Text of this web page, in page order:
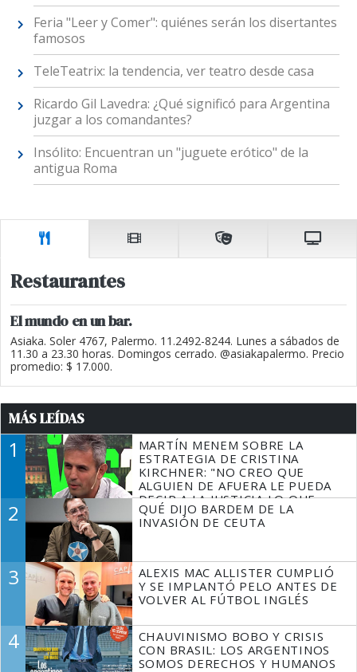
Feria "Leer y Comer": quiénes serán los disertantes
famosos
TeleTeatrix: la tendencia, ver teatro desde casa
Ricardo Gil Lavedra: ¿Qué significó para Argentina
juzgar a los comandantes?
Insólito: Encuentran un "juguete erótico" de la
antigua Roma
Restaurantes
El mundo en un bar.
Asiaka. Soler 4767, Palermo. 11.2492-8244. Lunes a sábados de
11.30 a 23.30 horas. Domingos cerrado. @asiakapalermo. Precio
promedio: $ 17.000.
MÁS LEÍDAS
1
MARTÍN MENEM SOBRE LA
ESTRATEGIA DE CRISTINA
KIRCHNER: "NO CREO QUE
ALGUIEN DE AFUERA LE PUEDA
DECIR A LA JUSTICIA LO QUE
TIENE QUE HACER"
2
QUÉ DIJO BARDEM DE LA
INVASIÓN DE CEUTA
3
ALEXIS MAC ALLISTER CUMPLIÓ
Y SE IMPLANTÓ PELO ANTES DE
VOLVER AL FÚTBOL INGLÉS
4
CHAUVINISMO BOBO Y CRISIS
CON BRASIL: LOS ARGENTINOS
SOMOS DERECHOS Y HUMANOS